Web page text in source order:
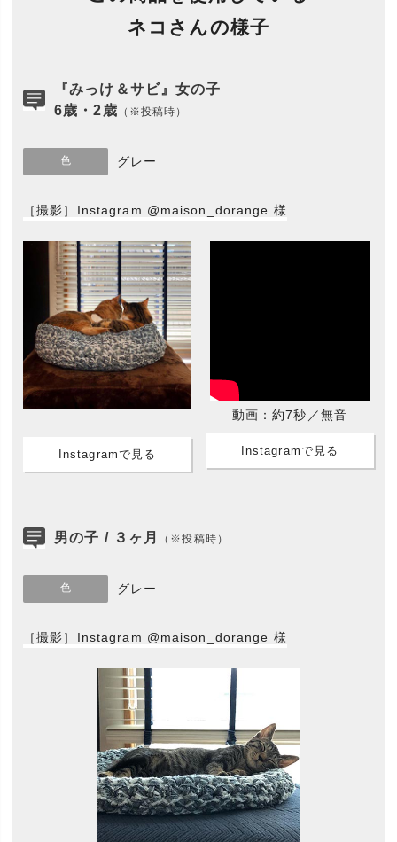
ネコさんの様子
『みっけ＆サビ』女の子
6歳・2歳 （※投稿時）
色 グレー
［撮影］Instagram @maison_dorange 様
Instagramで見る
動画：約7秒／無音
Instagramで見る
男の子 / ３ヶ月 （※投稿時）
色 グレー
［撮影］Instagram @maison_dorange 様